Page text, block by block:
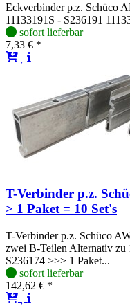
Eckverbinder p.z. Schüco
11133191S - S236191
sofort lieferbar
7,33 € *
T-Verbinder p.z.
> 1 Paket = 10 Set's
T-Verbinder p.z. Schüco
zwei B-Teilen Alternativ zu
S236174 >>> 1 Paket...
sofort lieferbar
142,62 € *